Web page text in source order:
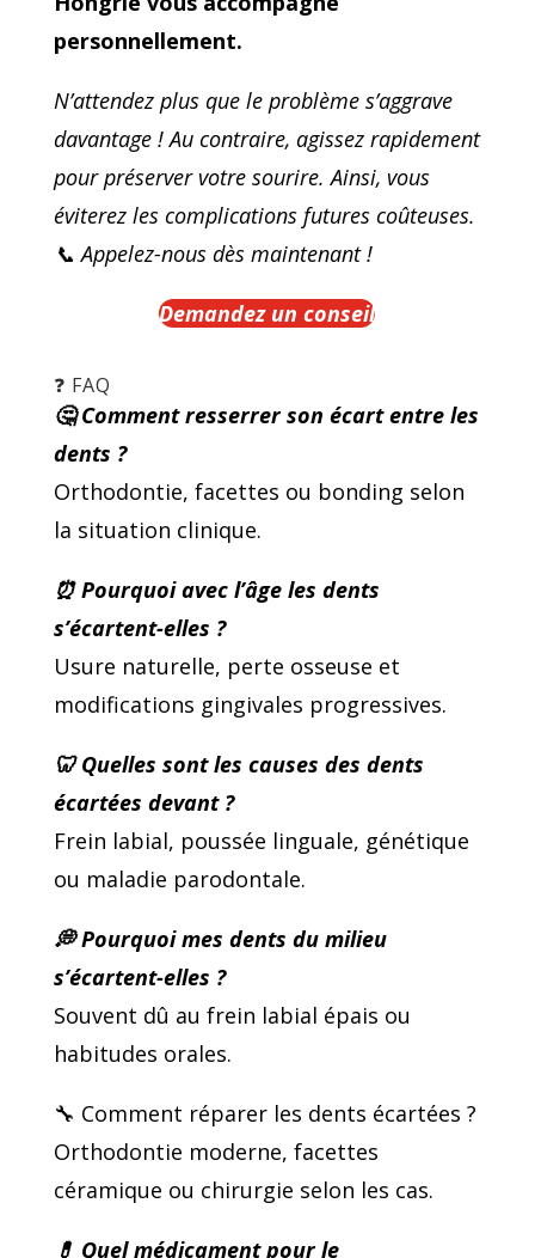
personnellement.
N’attendez plus que le problème s’aggrave
davantage ! Au contraire, agissez rapidement
pour préserver votre sourire. Ainsi, vous
éviterez les complications futures coûteuses.
📞 Appelez-nous dès maintenant !
Demandez un conseil
❓ FAQ
🤔Comment resserrer son écart entre les
dents ?
Orthodontie, facettes ou bonding selon
la situation clinique.
⏰Pourquoi avec l’âge les dents
s’écartent-elles ?
Usure naturelle, perte osseuse et
modifications gingivales progressives.
🦷Quelles sont les causes des dents
écartées devant ?
Frein labial, poussée linguale, génétique
ou maladie parodontale.
💭Pourquoi mes dents du milieu
s’écartent-elles ?
Souvent dû au frein labial épais ou
habitudes orales.
🔧 Comment réparer les dents écartées ?
Orthodontie moderne, facettes
céramique ou chirurgie selon les cas.
💊 Quel médicament pour le